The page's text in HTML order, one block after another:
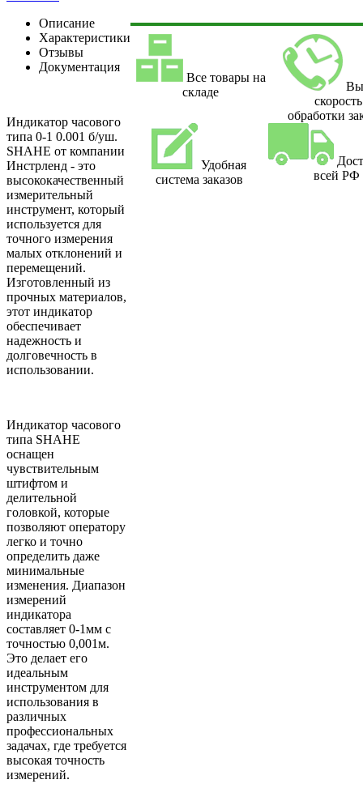
Описание
Характеристики
Отзывы
Документация
Индикатор часового
типа 0-1 0.001 б/уш.
SHAHE от компании
Инстрленд - это
высококачественный
измерительный
инструмент, который
используется для
точного измерения
малых отклонений и
перемещений.
Изготовленный из
прочных материалов,
этот индикатор
обеспечивает
надежность и
долговечность в
использовании.
Индикатор часового
типа SHAHE
оснащен
чувствительным
штифтом и
делительной
головкой, которые
позволяют оператору
легко и точно
определить даже
минимальные
изменения. Диапазон
измерений
индикатора
составляет 0-1мм с
точностью 0,001м.
Это делает его
идеальным
инструментом для
использования в
различных
профессиональных
задачах, где требуется
высокая точность
измерений.
Все товары на
складе
скорость
обработки
Удобная
система заказов
всей РФ